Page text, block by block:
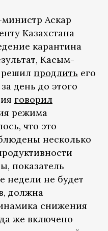
Аскар
Казахстана
карантина
Касым-
продлить его
день до этого
говорил
режима
что это
несколько
показатель
недели не будет
должна
снижения
же включено